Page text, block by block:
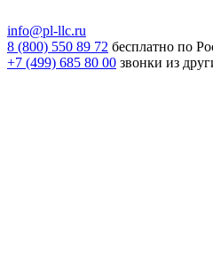
info@pl-llc.ru
8 (800) 550 89 72 бесплатно по
+7 (499) 685 80 00 звонки из